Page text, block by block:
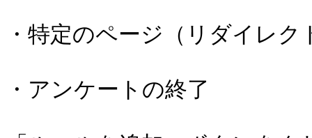
・特定のページ（リダイレク
・アンケートの終了